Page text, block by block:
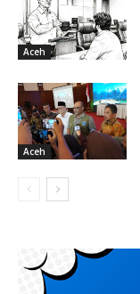
Aceh
Aceh